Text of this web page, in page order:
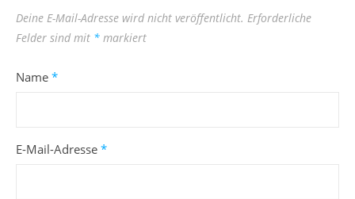
Deine E-Mail-Adresse wird nicht veröffentlicht. Erforderliche
Felder sind mit * markiert
Name *
E-Mail-Adresse *